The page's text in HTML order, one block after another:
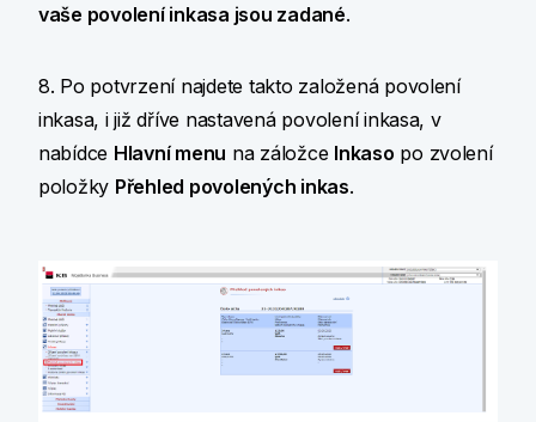
vaše povolení inkasa jsou zadané.
8. Po potvrzení najdete takto založená povolení
inkasa, i již dříve nastavená povolení inkasa, v
nabídce Hlavní menu na záložce Inkaso po zvolení
položky Přehled povolených inkas.